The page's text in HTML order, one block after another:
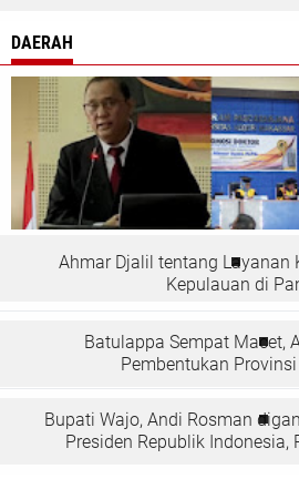
DAERAH
Ahmar Djalil tentang Layanan
Kepulauan di
Batulappa Sempat Macet,
Pembentukan
Bupati Wajo, Andi Rosman
Presiden Republik Indonesia,